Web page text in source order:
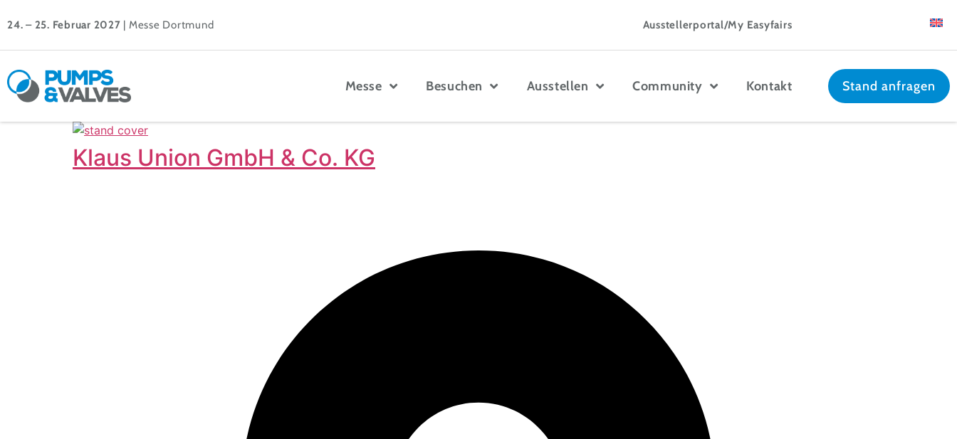
24. – 25. Februar 2027 | Messe Dortmund Ausstellerportal/My Easyfairs
Messe Besuchen Ausstellen Community Kontakt Stand anfragen
Klaus Union GmbH & Co. KG